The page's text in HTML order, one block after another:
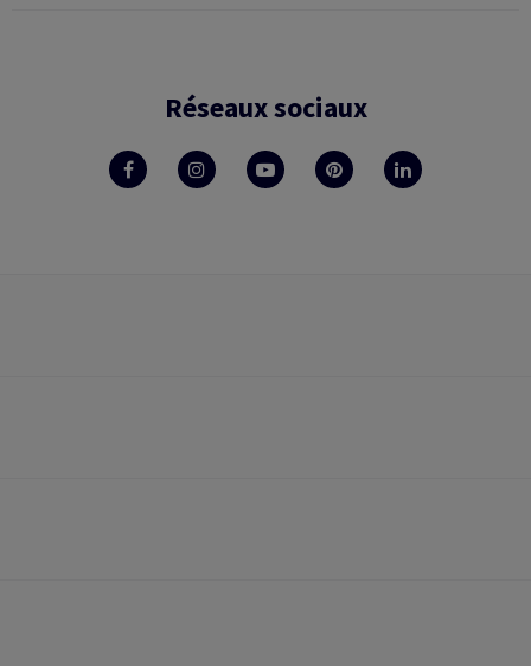
Réseaux sociaux